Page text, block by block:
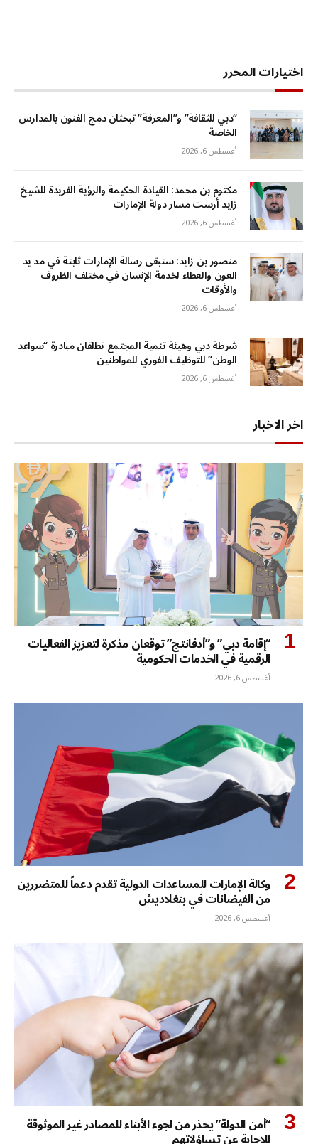
اختيارات المحرر
“دبي للثقافة” و”المعرفة” تبحثان دمج الفنون بالمدارس
الخاصة
أغسطس 6, 2026
مكتوم بن محمد: القيادة الحكيمة والرؤية الفريدة للشيخ
زايد أرست مسار دولة الإمارات
أغسطس 6, 2026
منصور بن زايد: ستبقى رسالة الإمارات ثابتة في مد يد
العون والعطاء لخدمة الإنسان في مختلف الظروف
والأوقات
أغسطس 6, 2026
شرطة دبي وهيئة تنمية المجتمع تطلقان مبادرة “سواعد
الوطن” للتوظيف الفوري للمواطنين
أغسطس 6, 2026
اخر الاخبار
“إقامة دبي” و”أدفانتج” توقعان مذكرة لتعزيز الفعاليات
الرقمية في الخدمات الحكومية
أغسطس 6, 2026
وكالة الإمارات للمساعدات الدولية تقدم دعماً للمتضررين
من الفيضانات في بنغلاديش
أغسطس 6, 2026
“أمن الدولة” يحذر من لجوء الأبناء للمصادر غير الموثوقة